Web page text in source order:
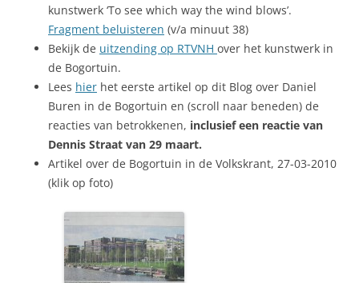
kunstwerk ‘To see which way the wind blows’.
Fragment beluisteren (v/a minuut 38)
Bekijk de uitzending op RTVNH over het kunstwerk in
de Bogortuin.
Lees hier het eerste artikel op dit Blog over Daniel
Buren in de Bogortuin en (scroll naar beneden) de
reacties van betrokkenen, inclusief een reactie van
Dennis Straat van 29 maart.
Artikel over de Bogortuin in de Volkskrant, 27-03-2010
(klik op foto)